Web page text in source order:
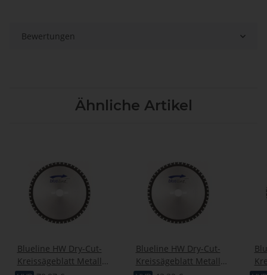
Bewertungen
Ähnliche Artikel
Blueline HW Dry-Cut-
Kreissägeblatt Metall
Blueline HW Dry-Cut-
Kreissägeblatt Metall